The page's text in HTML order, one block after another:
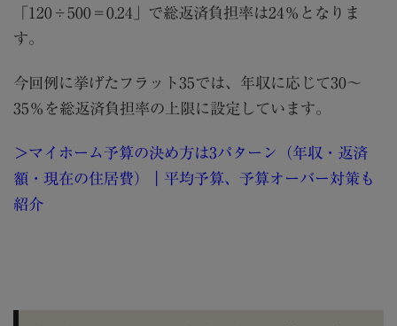
120 ÷500 ＝0.24 」で総返済負担率は24％となりま
す。
今回例に挙げたフラット35では、年収に応じて30～
35％を総返済負担率の上限に設定しています。
＞マイホーム予算の決め方は3パターン（年収・返済
額・現在の住居費）｜平均予算、予算オーバー対策も
紹介